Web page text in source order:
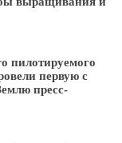
пилотируемого
первую с
пресс-